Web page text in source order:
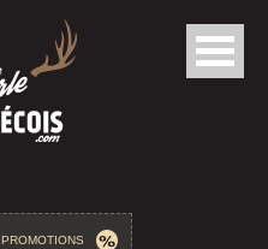
PROMOTIONS